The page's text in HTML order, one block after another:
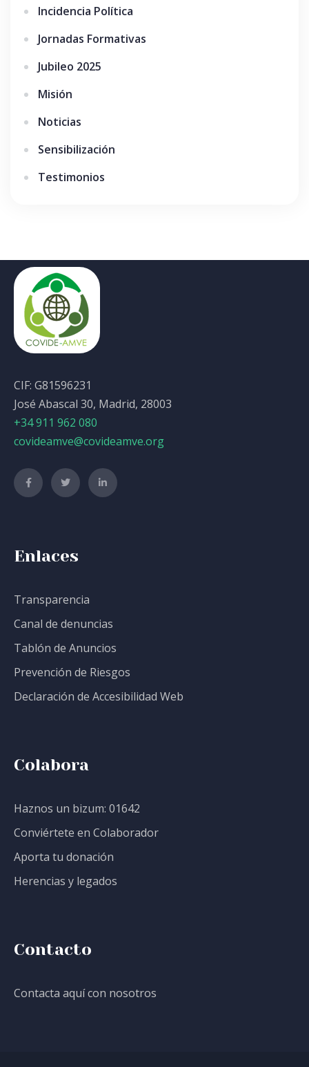
Incidencia Política
Jornadas Formativas
Jubileo 2025
Misión
Noticias
Sensibilización
Testimonios
CIF: G81596231
José Abascal 30, Madrid, 28003
+34 911 962 080
covideamve@covideamve.org
Enlaces
Transparencia
Canal de denuncias
Tablón de Anuncios
Prevención de Riesgos
Declaración de Accesibilidad Web
Colabora
Haznos un bizum: 01642
Conviértete en Colaborador
Aporta tu donación
Herencias y legados
Contacto
Contacta aquí con nosotros